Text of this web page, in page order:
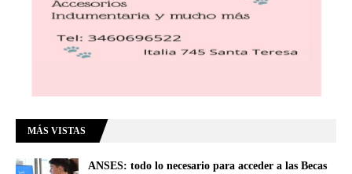
MÁS VISTAS
ANSES: todo lo necesario para acceder a las Becas